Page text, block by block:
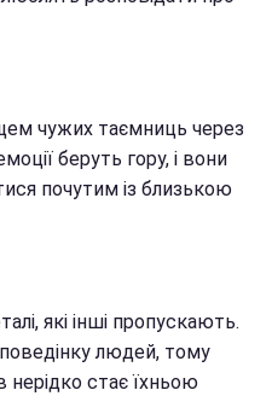
чужих таємниць через
беруть гору, і вони
почутим із близькою
які інші пропускають.
людей, тому
нерідко стає їхньою